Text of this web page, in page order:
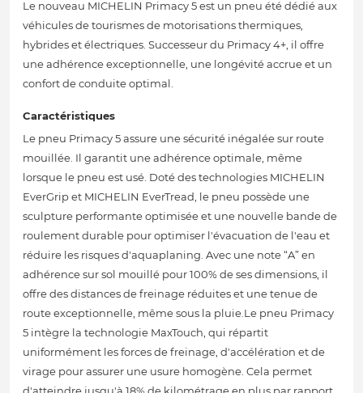
Le nouveau MICHELIN Primacy 5 est un pneu été dédié aux
véhicules de tourismes de motorisations thermiques,
hybrides et électriques. Successeur du Primacy 4+, il offre
une adhérence exceptionnelle, une longévité accrue et un
confort de conduite optimal.
Caractéristiques
Le pneu Primacy 5 assure une sécurité inégalée sur route
mouillée. Il garantit une adhérence optimale, même
lorsque le pneu est usé. Doté des technologies MICHELIN
EverGrip et MICHELIN EverTread, le pneu possède une
sculpture performante optimisée et une nouvelle bande de
roulement durable pour optimiser l'évacuation de l'eau et
réduire les risques d'aquaplaning. Avec une note “A” en
adhérence sur sol mouillé pour 100% de ses dimensions, il
offre des distances de freinage réduites et une tenue de
route exceptionnelle, même sous la pluie.Le pneu Primacy
5 intègre la technologie MaxTouch, qui répartit
uniformément les forces de freinage, d'accélération et de
virage pour assurer une usure homogène. Cela permet